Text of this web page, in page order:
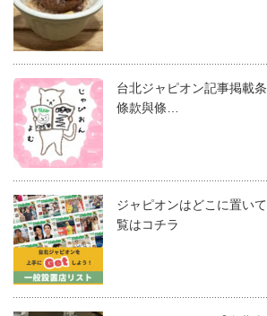
台北ジャピオン記事掲載
條款與條…
ジャピオンはどこに置い
覧はコチラ